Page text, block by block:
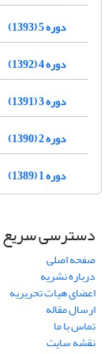
دوره 5 (1393)
دوره 4 (1392)
دوره 3 (1391)
دوره 2 (1390)
دوره 1 (1389)
دسترسی سریع
صفحه اصلی
درباره نشریه
اعضای هیات تحریریه
ارسال مقاله
تماس با ما
نقشه سایت